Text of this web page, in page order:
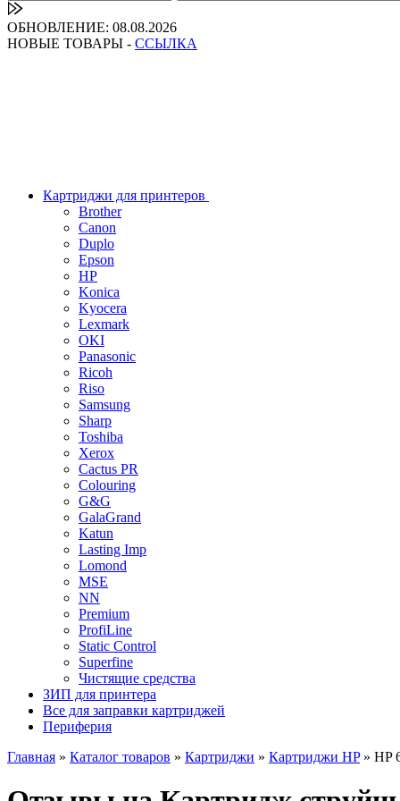
ОБНОВЛЕНИЕ: 08.08.2026
НОВЫЕ ТОВАРЫ - ССЫЛКА
Картриджи для принтеров
Brother
Canon
Duplo
Epson
HP
Konica
Kyocera
Lexmark
OKI
Panasonic
Ricoh
Riso
Samsung
Sharp
Toshiba
Xerox
Cactus PR
Colouring
G&G
GalaGrand
Katun
Lasting Imp
Lomond
MSE
NN
Premium
ProfiLine
Static Control
Superfine
Чистящие средства
ЗИП для принтера
Все для заправки картриджей
Периферия
Главная » Каталог товаров » Картриджи » Картриджи HP» HP